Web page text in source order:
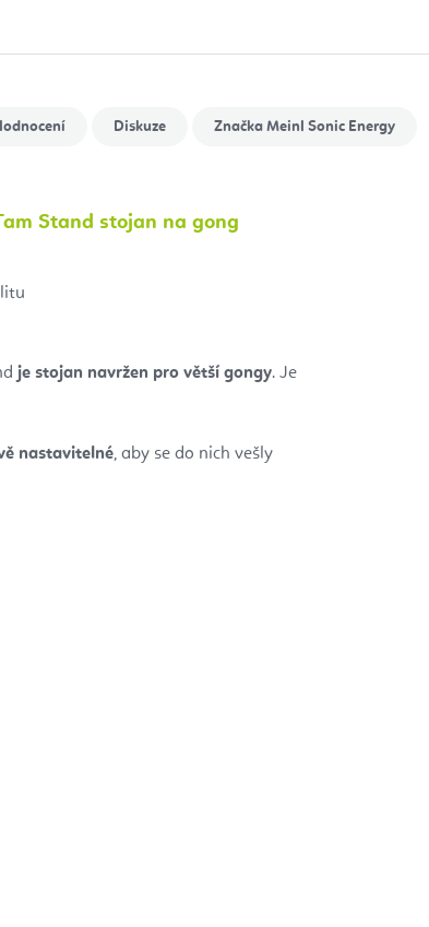
Diskuze Značka Meinl Sonic Energy
Stand stojan na gong
je stojan navržen pro větší gongy. Je
nastavitelné, aby se do nich vešly